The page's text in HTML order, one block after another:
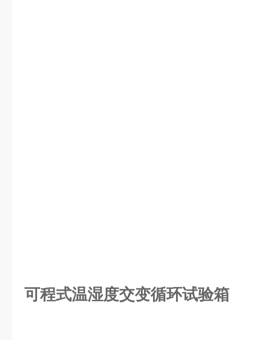
可程式温湿度交变循环试验箱